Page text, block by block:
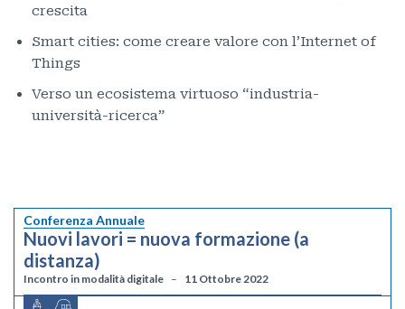
crescita
Smart cities: come creare valore con l’Internet of
Things
Verso un ecosistema virtuoso “industria-
università-ricerca”
Conferenza Annuale
Nuovi lavori = nuova formazione (a
distanza)
Incontro in modalità digitale 11 Ottobre 2022